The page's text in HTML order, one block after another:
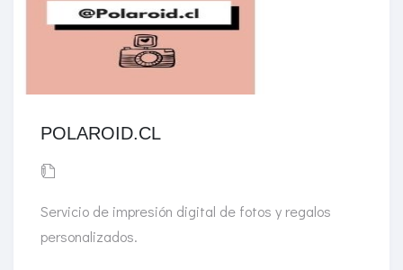
POLAROID.CL
Servicio de impresión digital de fotos y regalos
personalizados.